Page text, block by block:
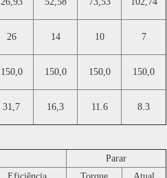
26 14 10 7
150,0 150,0 150,0 150,0
31,7 16,3 11.6 8.3
Parar